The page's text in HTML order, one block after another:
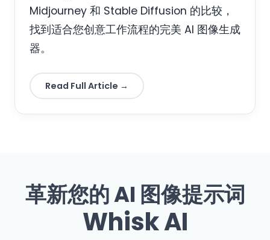
Midjourney 和 Stable Diffusion 的比较，
找到适合您创意工作流程的完美 AI 图像生成
器。
Read Full Article →
革新您的 AI 图像提示词
Whisk AI